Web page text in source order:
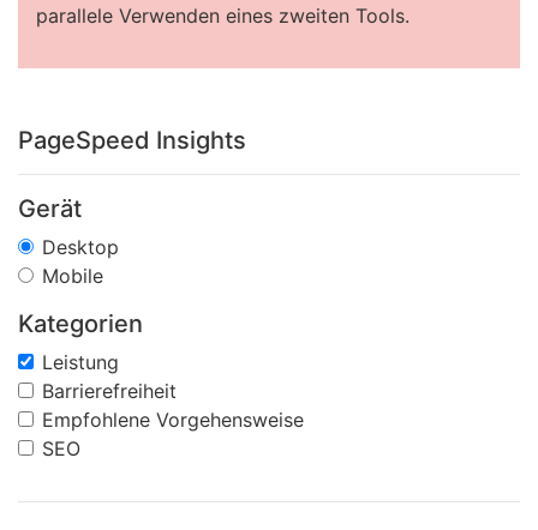
parallele Verwenden eines zweiten Tools.
PageSpeed Insights
Gerät
Desktop
Mobile
Kategorien
Leistung
Barrierefreiheit
Empfohlene Vorgehensweise
SEO